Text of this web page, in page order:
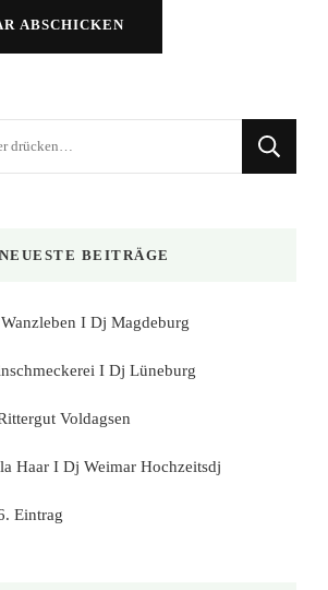
NEUESTE BEITRÄGE
I Dj Magdeburg
I Dj Lüneburg
Voldagsen
Haar I Dj Weimar Hochzeitsdj
Eintrag